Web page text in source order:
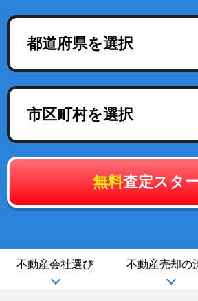
都道府県を選択
市区町村を選択
無料査定スタ
不動産会社選び 不動産売却の